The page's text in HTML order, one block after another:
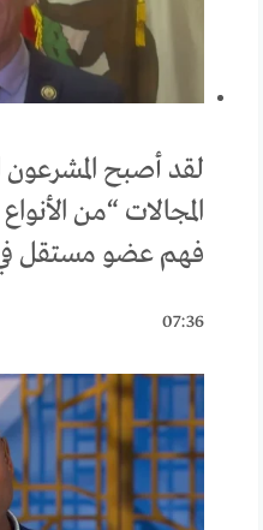
لقد أصبح
المجالات “من
فهم عضو مستقل
07:36